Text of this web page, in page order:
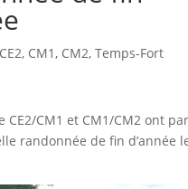
CE2, CM1, CM2, Temps-Fort
CE2/CM1 et CM1/CM2 ont
randonnée de fin d’année